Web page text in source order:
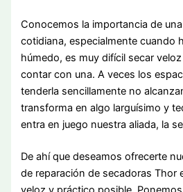
Conocemos la importancia de
cotidiana, especialmente cuando
húmedo, es muy difícil secar
contar con una. A veces los
tenderla sencillamente no
transforma en algo larguísimo y
entra en juego nuestra aliada, la
De ahí que deseamos ofrecerte
de reparación de secadoras Thor